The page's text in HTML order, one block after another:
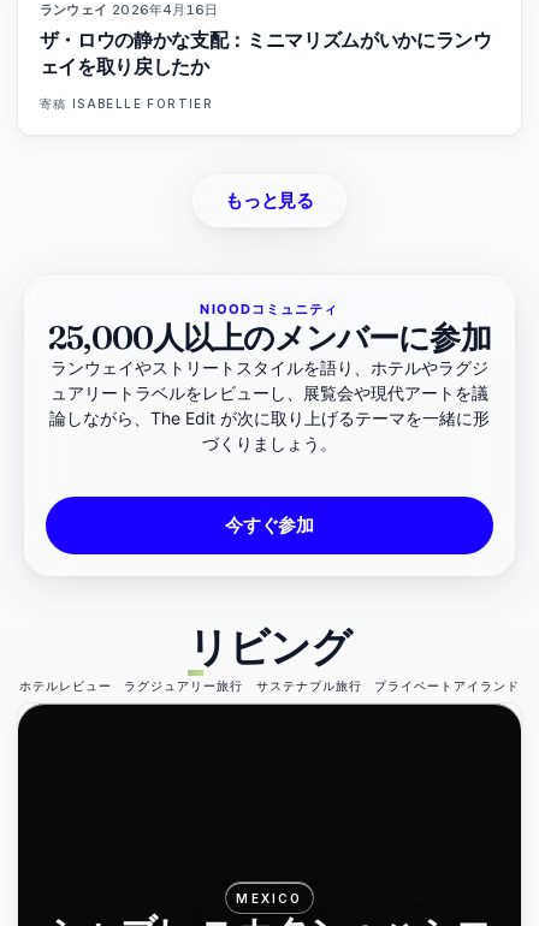
ランウェイ 2026年4月16日
ザ・ロウの静かな支配：ミニマリズムがいかにランウ
ェイを取り戻したか
寄稿 ISABELLE FORTIER
もっと見る
NIOODコミュニティ
25,000人以上のメンバーに参加
ランウェイやストリートスタイルを語り、ホテルやラグジ
ュアリートラベルをレビューし、展覧会や現代アートを議
論しながら、The Edit が次に取り上げるテーマを一緒に形
づくりましょう。
今すぐ参加
リビング
ホテルレビュー ラグジュアリー旅行 サステナブル旅行 プライベートアイランド
MEXICO